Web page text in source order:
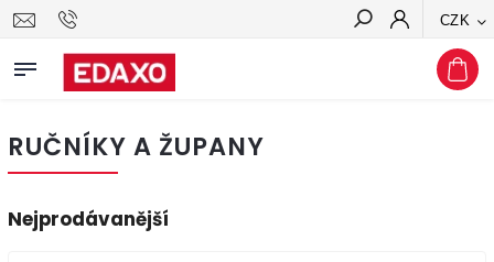
CZK
Hledat
RUČNÍKY A ŽUPANY
Nejprodávanější